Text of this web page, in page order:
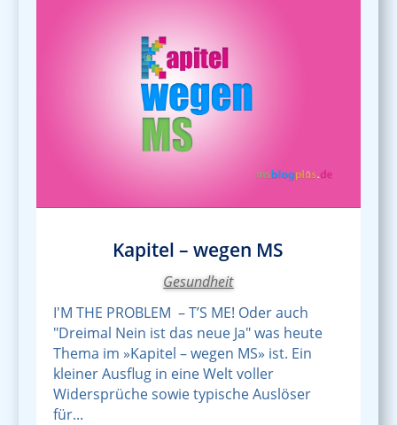
Kapitel – wegen MS
Gesundheit
I'M THE PROBLEM – T’S ME! Oder auch
"Dreimal Nein ist das neue Ja" was heute
Thema im »Kapitel – wegen MS» ist. Ein
kleiner Ausflug in eine Welt voller
Widersprüche sowie typische Auslöser
für...